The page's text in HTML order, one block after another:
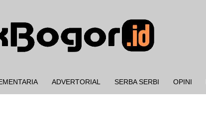
ADVERTORIAL SERBA SERBI OPINI